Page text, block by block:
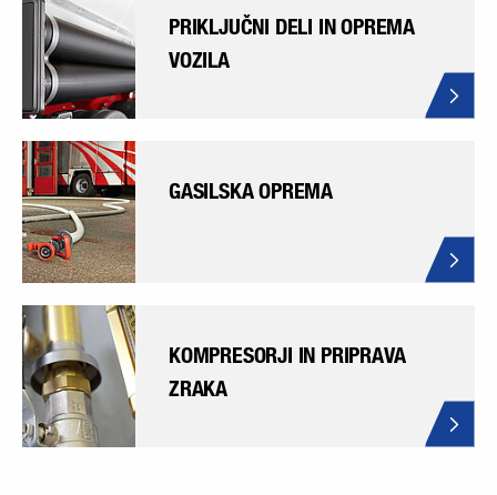
PRIKLJUČNI DELI IN OPREMA
VOZILA
GASILSKA OPREMA
KOMPRESORJI IN PRIPRAVA
ZRAKA